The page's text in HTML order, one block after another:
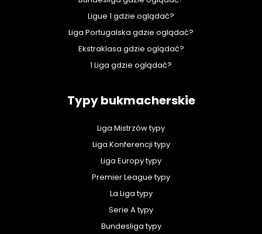
Ligue 1 gdzie oglądać?
Liga Portugalska gdzie oglądać?
Ekstraklasa gdzie oglądać?
1 Liga gdzie oglądać?
Typy bukmacherskie
Liga Mistrzów typy
Liga Konferencji typy
Liga Europy typy
Premier League typy
La Liga typy
Serie A typy
Bundesliga typy